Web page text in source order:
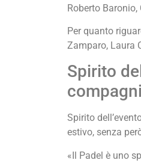
Roberto
Per quanto
Zamparo, Laura
Spirito
Spirito
estivo, senza
«Il Padel è uno